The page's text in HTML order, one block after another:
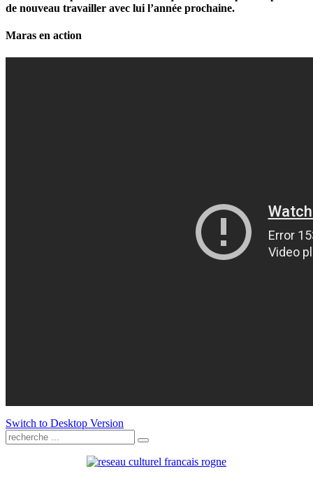
de nouveau travailler avec lui l’année prochaine.
Maras en action
Switch to Desktop Version